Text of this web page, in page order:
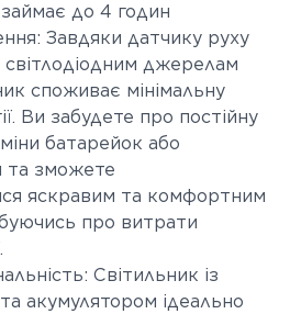
до 4 годин
Завдяки датчику руху
джерелам
споживає мінімальну
Ви забудете про постійну
батарейок або
та зможете
яскравим та комфортним
про витрати
Світильник із
акумулятором ідеально